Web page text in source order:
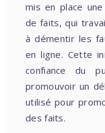
mis en place
de faits, qui
à démentir les
en ligne. Cette
confiance du
promouvoir un
utilisé pour
des faits.